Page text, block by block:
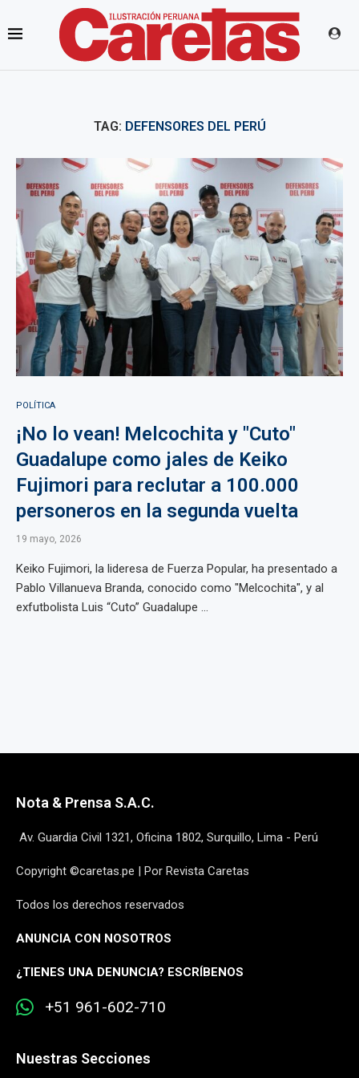
TAG: DEFENSORES DEL PERÚ
POLÍTICA
¡No lo vean! Melcochita y "Cuto"
Guadalupe como jales de Keiko
Fujimori para reclutar a 100.000
personeros en la segunda vuelta
19 mayo, 2026
Keiko Fujimori, la lideresa de Fuerza Popular, ha presentado a
Pablo Villanueva Branda, conocido como "Melcochita", y al
exfutbolista Luis “Cuto” Guadalupe ...
Nota & Prensa S.A.C.
Av. Guardia Civil 1321, Oficina 1802, Surquillo, Lima - Perú
Copyright ©caretas.pe | Por Revista Caretas
Todos los derechos reservados
ANUNCIA CON NOSOTROS
¿TIENES UNA DENUNCIA? ESCRÍBENOS
+51 961-602-710
Nuestras Secciones